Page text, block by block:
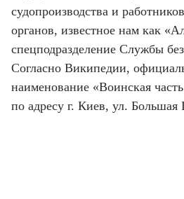
судопроизводства и
органов, известное нам как
спецподразделение Службы
Согласно Википедии,
наименование «Воинская
по адресу г. Киев, ул. Большая